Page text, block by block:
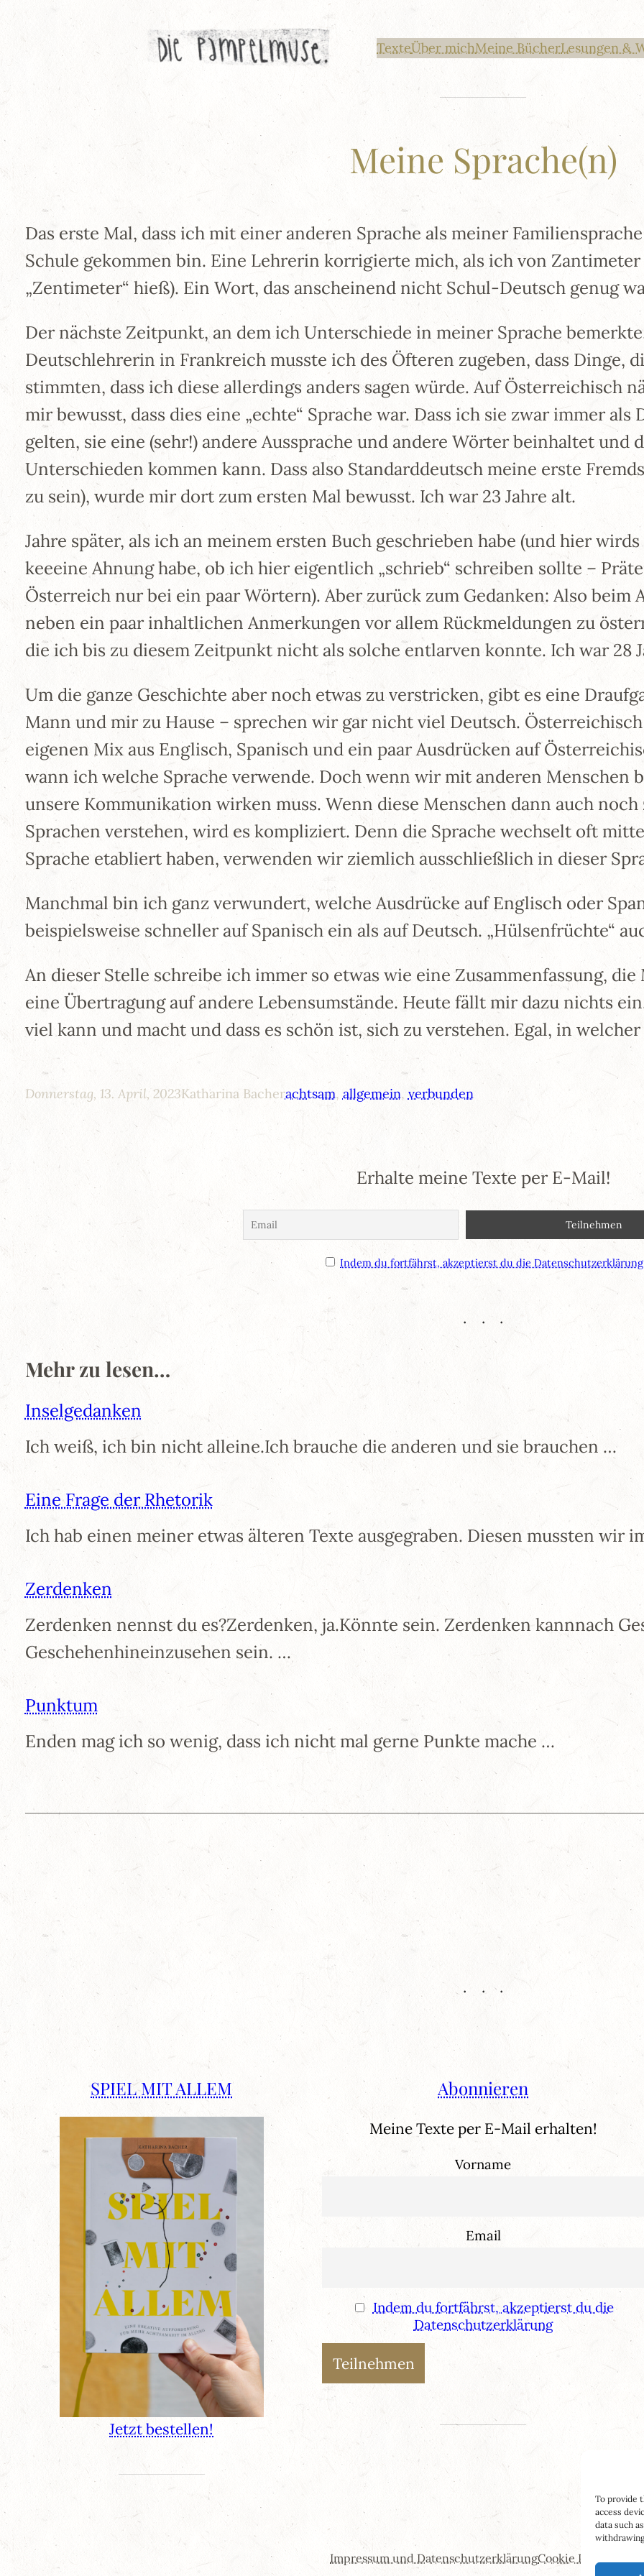
To provide
access
data such
Zum
Inhalt
TexteÜber michMeine BücherLesungen &
Meine Sprache(n)
Das erste Mal, dass ich mit einer anderen Sprache als meiner
Schule gekommen bin. Eine Lehrerin korrigierte mich, als ich von Zantimeter
„Zentimeter“ hieß). Ein Wort, das anscheinend nicht Schul-Deutsch genug
Der nächste Zeitpunkt, an dem ich Unterschiede in meiner Sprache
Deutschlehrerin in Frankreich musste ich des Öfteren zugeben, dass Dinge,
stimmten, dass ich diese allerdings anders sagen würde. Auf Österreichisch
mir bewusst, dass dies eine „echte“ Sprache war. Dass ich sie zwar immer
gelten, sie eine (sehr!) andere Aussprache und andere Wörter beinhaltet und
Unterschieden kommen kann. Dass also Standarddeutsch meine erste
zu sein), wurde mir dort zum ersten Mal bewusst. Ich war 23 Jahre alt.
Jahre später, als ich an meinem ersten Buch geschrieben habe (und hier
keeeine Ahnung habe, ob ich hier eigentlich „schrieb“ schreiben sollte –
Österreich nur bei ein paar Wörtern). Aber zurück zum Gedanken: Also beim
neben ein paar inhaltlichen Anmerkungen vor allem Rückmeldungen zu
die ich bis zu diesem Zeitpunkt nicht als solche entlarven konnte. Ich war 28
Um die ganze Geschichte aber noch etwas zu verstricken, gibt es eine
Mann und mir zu Hause – sprechen wir gar nicht viel Deutsch.
eigenen Mix aus Englisch, Spanisch und ein paar Ausdrücken auf
wann ich welche Sprache verwende. Doch wenn wir mit anderen Menschen
unsere Kommunikation wirken muss. Wenn diese Menschen dann auch
Sprachen verstehen, wird es kompliziert. Denn die Sprache wechselt oft
Sprache etabliert haben, verwenden wir ziemlich ausschließlich in dieser
Manchmal bin ich ganz verwundert, welche Ausdrücke auf Englisch oder
beispielsweise schneller auf Spanisch ein als auf Deutsch. „Hülsenfrüchte“
An dieser Stelle schreibe ich immer so etwas wie eine Zusammenfassung,
eine Übertragung auf andere Lebensumstände. Heute fällt mir dazu nichts
viel kann und macht und dass es schön ist, sich zu verstehen. Egal, in welcher
Donnerstag, 13. April, 2023Katharina Bacherachtsam, allgemein, verbunden
Erhalte meine Texte per E-Mail!
Indem du fortfährst, akzeptierst du die Datenschutzerklärung
Mehr zu lesen…
Inselgedanken
Ich weiß, ich bin nicht alleine.Ich brauche die anderen und sie brauchen …
Eine Frage der Rhetorik
Ich hab einen meiner etwas älteren Texte ausgegraben. Diesen mussten wir
Zerdenken
Zerdenken nennst du es?Zerdenken, ja.Könnte sein. Zerdenken kannnach
Geschehenhineinzusehen sein. …
Punktum
Enden mag ich so wenig, dass ich nicht mal gerne Punkte mache …
SPIEL MIT ALLEM
Jetzt bestellen!
Abonnieren
Meine Texte per E-Mail erhalten!
Vorname
Email
Indem du fortfährst, akzeptierst du die
Datenschutzerklärung
Impressum und DatenschutzerklärungCookie Policy (EU)